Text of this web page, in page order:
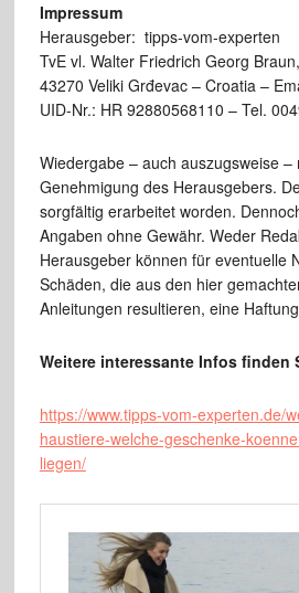
Impressum
Herausgeber: tipps-vom-experten
TvE vl. Walter Friedrich Georg
43270 Veliki Grđevac – Croatia –
UID-Nr.: HR 92880568110 – Tel.
Wiedergabe – auch auszugsweise
Genehmigung des Herausgebers.
sorgfältig erarbeitet worden.
Angaben ohne Gewähr. Weder
Herausgeber können für eventuelle
Schäden, die aus den hier
Anleitungen resultieren, eine
Weitere interessante Infos finden
https://www.tipps-vom-experten.de/
haustiere-welche-geschenke-
liegen/